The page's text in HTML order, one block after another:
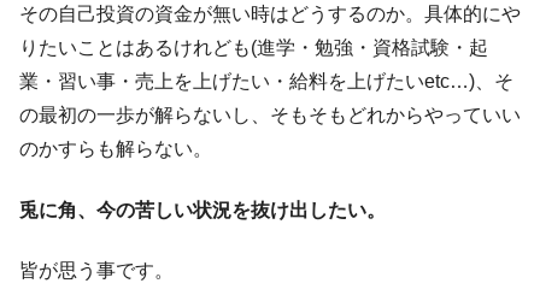
その自己投資の資金が無い時はどうするのか。具体的にや
りたいことはあるけれども(進学・勉強・資格試験・起
業・習い事・売上を上げたい・給料を上げたいetc…)、そ
の最初の一歩が解らないし、そもそもどれからやっていい
のかすらも解らない。
兎に角、今の苦しい状況を抜け出したい。
皆が思う事です。